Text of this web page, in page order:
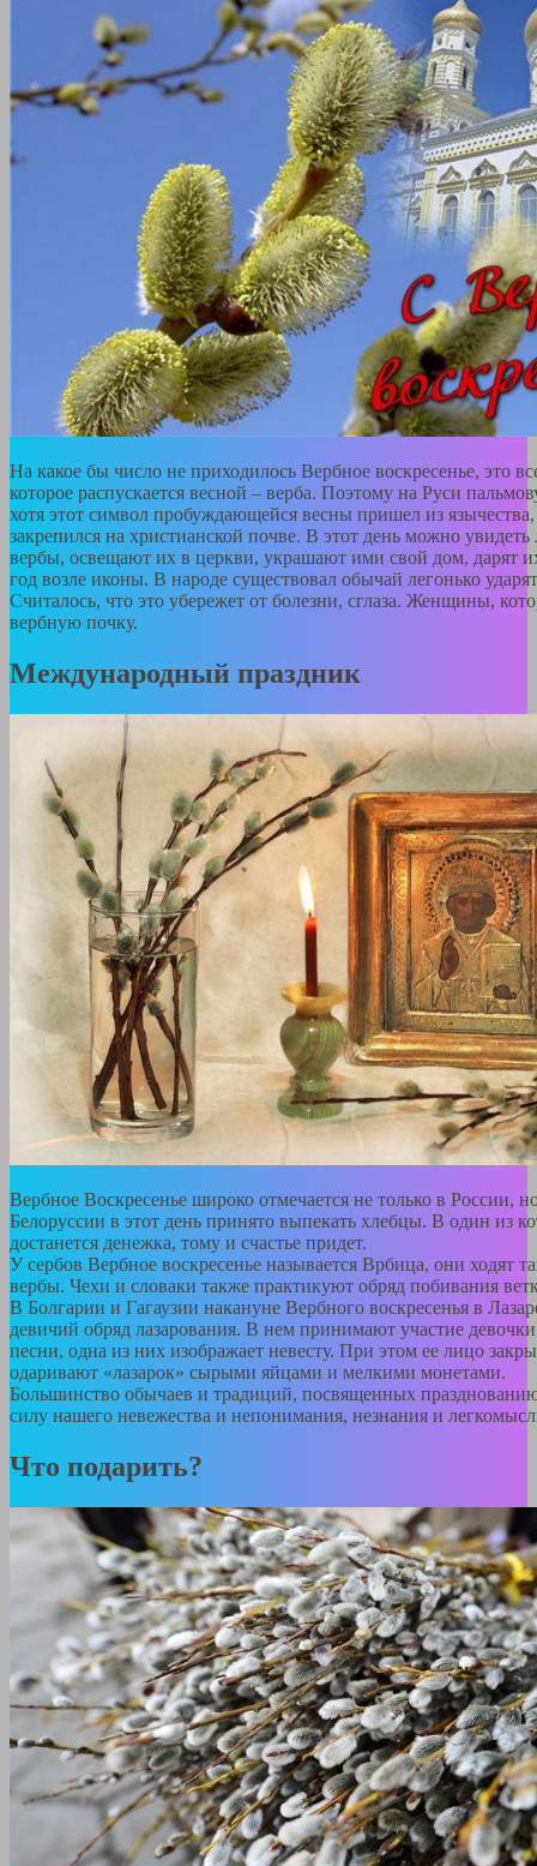
На какое бы число не приходилось Вербное воскресенье, это
которое распускается весной – верба. Поэтому на Руси
хотя этот символ пробуждающейся весны пришел из
закрепился на христианской почве. В этот день можно
вербы, освещают их в церкви, украшают ими свой дом, дарят
год возле иконы. В народе существовал обычай легонько
Считалось, что это убережет от болезни, сглаза. Женщины,
вербную почку.
Международный праздник
Вербное Воскресенье широко отмечается не только в России,
Белоруссии в этот день принято выпекать хлебцы. В один из
достанется денежка, тому и счастье придет.
У сербов Вербное воскресенье называется Врбица, они ходят
вербы. Чехи и словаки также практикуют обряд побивания
В Болгарии и Гагаузии накануне Вербного воскресенья в
девичий обряд лазарования. В нем принимают участие
песни, одна из них изображает невесту. При этом ее лицо
одаривают «лазарок» сырыми яйцами и мелкими монетами.
Большинство обычаев и традиций, посвященных
силу нашего невежества и непонимания, незнания и
Что подарить?